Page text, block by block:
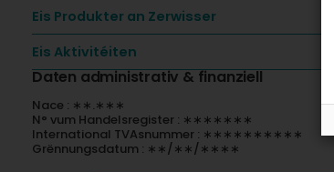
Eis Produkter an Zerwisser
Eis Aktivitéiten
Daten administrativ & finanziell
Nace : ∗∗.∗∗∗
N° vum Handelsregister : ∗∗∗∗∗∗∗
International TVAsnummer : ∗∗∗∗∗∗∗∗∗∗
Grënnungsdatum : ∗∗/∗∗/∗∗∗∗